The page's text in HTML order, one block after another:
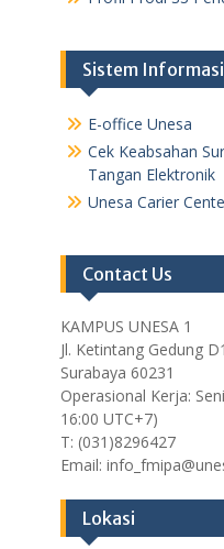
Sistem
E-office Unesa
Cek Keabsahan
Tangan Elektronik
Unesa Carier
Contact Us
KAMPUS UNESA 1
Jl. Ketintang Gedung D1
Surabaya 60231
Operasional Kerja:
16:00 UTC+7)
T: (031)8296427
Email:
Lokasi